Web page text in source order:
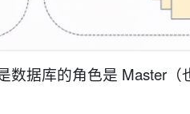
数据库的角色是 Master